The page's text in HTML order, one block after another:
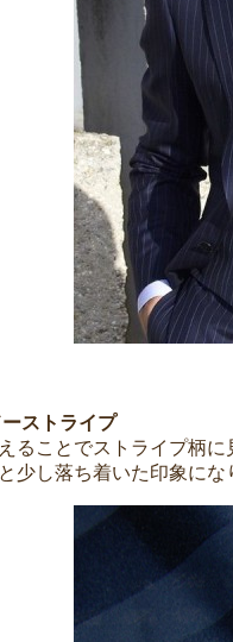
ストライプ
ることでストライプ柄
少し落ち着いた印象にな